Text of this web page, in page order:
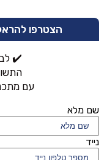
הצטרפו להראל
✔️
עם
שם מלא
נייד